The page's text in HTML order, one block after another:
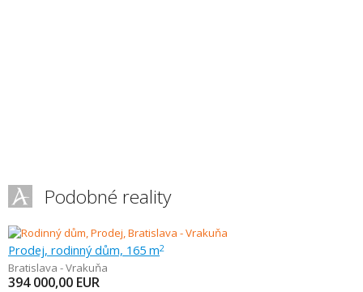
Podobné reality
Prodej, rodinný dům, 165 m2
Bratislava - Vrakuňa
394 000,00 EUR